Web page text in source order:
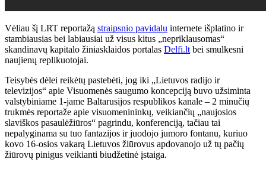
Vėliau šį LRT reportažą straipsnio pavidalu internete išplatino ir
stambiausias bei labiausiai už visus kitus „nepriklausomas“
skandinavų kapitalo žiniasklaidos portalas Delfi.lt bei smulkesni
naujienų replikuotojai.
Teisybės dėlei reikėtų pastebėti, jog iki „Lietuvos radijo ir
televizijos“ apie Visuomenės saugumo koncepciją buvo užsiminta
valstybiniame 1-jame Baltarusijos respublikos kanale – 2 minučių
trukmės reportaže apie visuomenininkų, veikiančių „naujosios
slaviškos pasaulėžiūros“ pagrindu, konferenciją, tačiau tai
nepalyginama su tuo fantazijos ir juodojo jumoro fontanu, kuriuo
kovo 16-osios vakarą Lietuvos žiūrovus apdovanojo už tų pačių
žiūrovų pinigus veikianti biudžetinė įstaiga.